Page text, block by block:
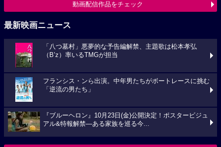
動画配信作品をチェック
最新映画ニュース
「八つ墓村」悪夢的な予告編解禁、主題歌は松本孝弘
（B’z）率いるTMGが担当
フランシス・ンら出演。中年男たちがボートレースに挑む
「逆流の男たち」
『ブルーヘロン』10月23日(金)公開決定！ポスタービジュ
アル&特報解禁―ある家族を巡る今...